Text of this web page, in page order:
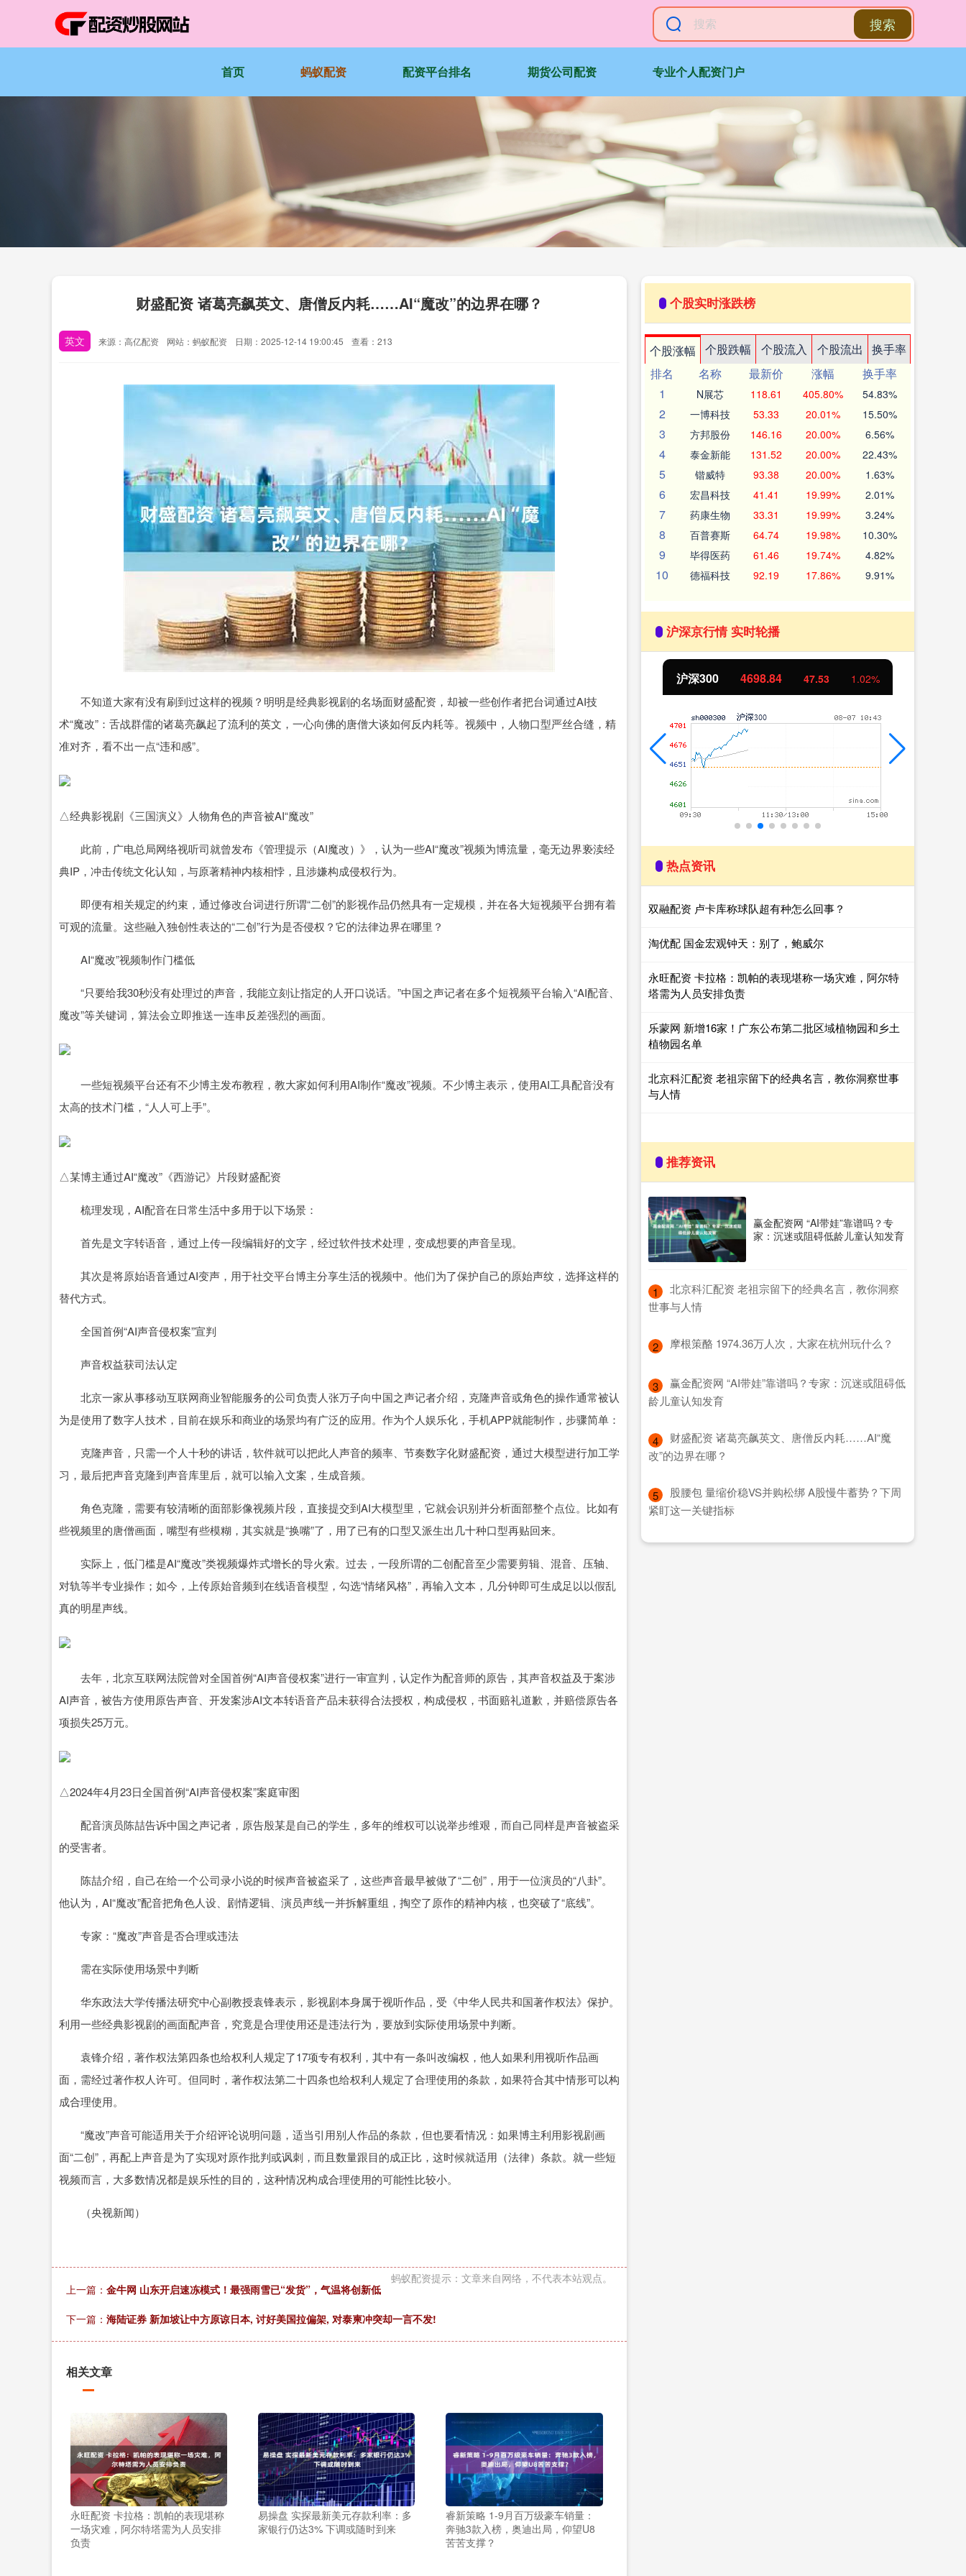
搜索
首页 蚂蚁配资 配资平台排名 期货公司配资 专业个人配资门户
财盛配资 诸葛亮飙英文、唐僧反内耗……AI“魔改”的边界在哪？
英文 来源：高亿配资 网站：蚂蚁配资 日期：2025-12-14 19:00:45 查看：213
不知道大家有没有刷到过这样的视频？明明是经典影视剧的名场面财盛配资，却被一些创作者把台词通过AI技
术“魔改”：舌战群儒的诸葛亮飙起了流利的英文，一心向佛的唐僧大谈如何反内耗等。视频中，人物口型严丝合缝，精
准对齐，看不出一点“违和感”。
△经典影视剧《三国演义》人物角色的声音被AI“魔改”
此前，广电总局网络视听司就曾发布《管理提示（AI魔改）》，认为一些AI“魔改”视频为博流量，毫无边界亵渎经
典IP，冲击传统文化认知，与原著精神内核相悖，且涉嫌构成侵权行为。
即便有相关规定的约束，通过修改台词进行所谓“二创”的影视作品仍然具有一定规模，并在各大短视频平台拥有着
可观的流量。这些融入独创性表达的“二创”行为是否侵权？它的法律边界在哪里？
AI“魔改”视频制作门槛低
“只要给我30秒没有处理过的声音，我能立刻让指定的人开口说话。”中国之声记者在多个短视频平台输入“AI配音、
魔改”等关键词，算法会立即推送一连串反差强烈的画面。
一些短视频平台还有不少博主发布教程，教大家如何利用AI制作“魔改”视频。不少博主表示，使用AI工具配音没有
太高的技术门槛，“人人可上手”。
△某博主通过AI“魔改”《西游记》片段财盛配资
梳理发现，AI配音在日常生活中多用于以下场景：
首先是文字转语音，通过上传一段编辑好的文字，经过软件技术处理，变成想要的声音呈现。
其次是将原始语音通过AI变声，用于社交平台博主分享生活的视频中。他们为了保护自己的原始声纹，选择这样的
替代方式。
全国首例“AI声音侵权案”宣判
声音权益获司法认定
北京一家从事移动互联网商业智能服务的公司负责人张万子向中国之声记者介绍，克隆声音或角色的操作通常被认
为是使用了数字人技术，目前在娱乐和商业的场景均有广泛的应用。作为个人娱乐化，手机APP就能制作，步骤简单：
克隆声音，只需一个人十秒的讲话，软件就可以把此人声音的频率、节奏数字化财盛配资，通过大模型进行加工学
习，最后把声音克隆到声音库里后，就可以输入文案，生成音频。
角色克隆，需要有较清晰的面部影像视频片段，直接提交到AI大模型里，它就会识别并分析面部整个点位。比如有
些视频里的唐僧画面，嘴型有些模糊，其实就是“换嘴”了，用了已有的口型又派生出几十种口型再贴回来。
实际上，低门槛是AI“魔改”类视频爆炸式增长的导火索。过去，一段所谓的二创配音至少需要剪辑、混音、压轴、
对轨等半专业操作；如今，上传原始音频到在线语音模型，勾选“情绪风格”，再输入文本，几分钟即可生成足以以假乱
真的明星声线。
去年，北京互联网法院曾对全国首例“AI声音侵权案”进行一审宣判，认定作为配音师的原告，其声音权益及于案涉
AI声音，被告方使用原告声音、开发案涉AI文本转语音产品未获得合法授权，构成侵权，书面赔礼道歉，并赔偿原告各
项损失25万元。
△2024年4月23日全国首例“AI声音侵权案”案庭审图
配音演员陈喆告诉中国之声记者，原告殷某是自己的学生，多年的维权可以说举步维艰，而自己同样是声音被盗采
的受害者。
陈喆介绍，自己在给一个公司录小说的时候声音被盗采了，这些声音最早被做了“二创”，用于一位演员的“八卦”。
他认为，AI“魔改”配音把角色人设、剧情逻辑、演员声线一并拆解重组，掏空了原作的精神内核，也突破了“底线”。
专家：“魔改”声音是否合理或违法
需在实际使用场景中判断
华东政法大学传播法研究中心副教授袁锋表示，影视剧本身属于视听作品，受《中华人民共和国著作权法》保护。
利用一些经典影视剧的画面配声音，究竟是合理使用还是违法行为，要放到实际使用场景中判断。
袁锋介绍，著作权法第四条也给权利人规定了17项专有权利，其中有一条叫改编权，他人如果利用视听作品画
面，需经过著作权人许可。但同时，著作权法第二十四条也给权利人规定了合理使用的条款，如果符合其中情形可以构
成合理使用。
“魔改”声音可能适用关于介绍评论说明问题，适当引用别人作品的条款，但也要看情况：如果博主利用影视剧画
面“二创”，再配上声音是为了实现对原作批判或讽刺，而且数量跟目的成正比，这时候就适用（法律）条款。就一些短
视频而言，大多数情况都是娱乐性的目的，这种情况构成合理使用的可能性比较小。
（央视新闻）
蚂蚁配资提示：文章来自网络，不代表本站观点。
上一篇： 金牛网 山东开启速冻模式！最强雨雪已“发货”，气温将创新低
下一篇： 海陆证券 新加坡让中方原谅日本, 讨好美国拉偏架, 对泰柬冲突却一言不发!
相关文章
永旺配资 卡拉格：凯帕的表现堪称
一场灾难，阿尔特塔需为人员安排
负责
易操盘 实探最新美元存款利率：多
家银行仍达3% 下调或随时到来
睿新策略 1-9月百万级豪车销量：
奔驰3款入榜，奥迪出局，仰望U8
苦苦支撑？
个股实时涨跌榜
个股涨幅 个股跌幅 个股流入 个股流出
换手率
排名
名称 最新价 涨幅
换手率
1
N展芯 118.61 405.80% 54.83%
2 一博科技 53.33 20.01% 15.50%
3 方邦股份 146.16 20.00% 6.56%
4 泰金新能 131.52 20.00% 22.43%
5 锴威特 93.38 20.00% 1.63%
6 宏昌科技 41.41 19.99% 2.01%
7 药康生物 33.31 19.99% 3.24%
8 百普赛斯 64.74 19.98% 10.30%
9 毕得医药 61.46 19.74% 4.82%
10 德福科技 92.19 17.86% 9.91%
沪深京行情 实时轮播
北证50 1122.48 -0.40 -0.04%
热点资讯
双融配资 卢卡库称球队超有种怎么回事？
淘优配 国金宏观钟天：别了，鲍威尔
永旺配资 卡拉格：凯帕的表现堪称一场灾难，阿尔特
塔需为人员安排负责
乐蒙网 新增16家！广东公布第二批区域植物园和乡土
植物园名单
北京科汇配资 老祖宗留下的经典名言，教你洞察世事
与人情
推荐资讯
赢金配资网 “AI带娃”靠谱吗？专
家：沉迷或阻碍低龄儿童认知发育
1
​北京科汇配资 老祖宗留下的经典名言，教你洞察
世事与人情
2 ​摩根策酪 1974.36万人次，大家在杭州玩什么？
3
​赢金配资网 “AI带娃”靠谱吗？专家：沉迷或阻碍低
龄儿童认知发育
4
​财盛配资 诸葛亮飙英文、唐僧反内耗……AI“魔
改”的边界在哪？
5
​股腰包 量缩价稳VS并购松绑 A股慢牛蓄势？下周
紧盯这一关键指标